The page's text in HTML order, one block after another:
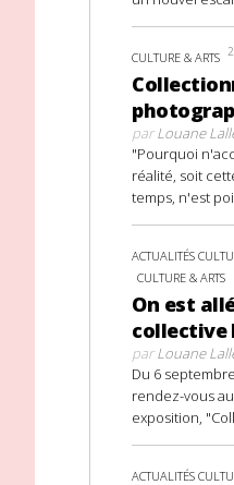
CULTURE & ARTS
parLouane
"Pourquoi
réalité, soit
temps, n'est
ACTUALITÉS
CULTURE & ARTS
On est
collective
parLouane
Du 6
rendez-vous
exposition,
ACTUALITÉS